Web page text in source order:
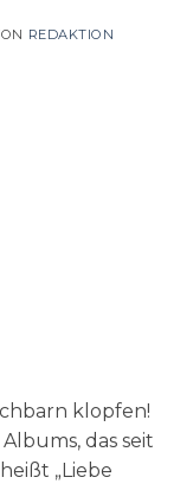
REDAKTION
klopfen!
das seit
„Liebe